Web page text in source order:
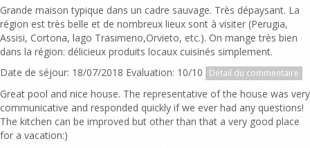
Grande maison typique dans un cadre sauvage. Très dépaysant. La
région est très belle et de nombreux lieux sont à visiter (Perugia,
Assisi, Cortona, lago Trasimeno,Orvieto, etc.). On mange très bien
dans la région: délicieux produits locaux cuisinés simplement.
Date de séjour: 18/07/2018 Evaluation: 10/10
Détail du commentaire
Great pool and nice house. The representative of the house was very
communicative and responded quickly if we ever had any questions!
The kitchen can be improved but other than that a very good place
for a vacation:)